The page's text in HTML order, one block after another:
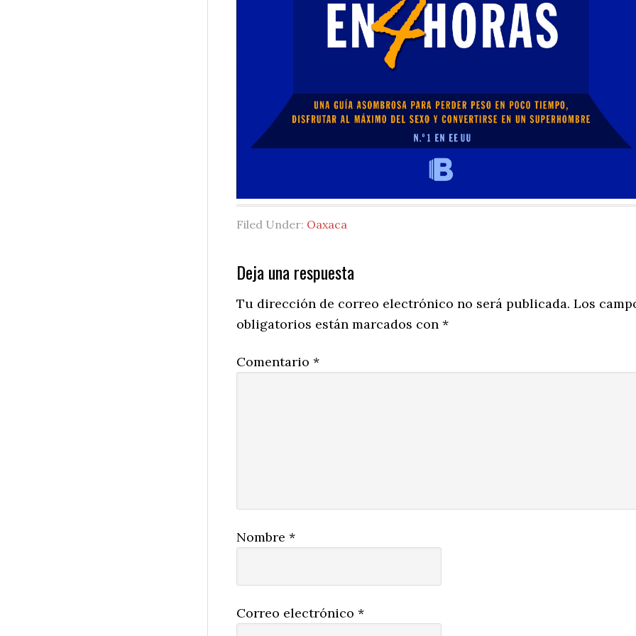
Filed Under: Oaxaca
Reader
Interactions
Deja una respuesta
Tu dirección de correo electrónico no será publicada. Los
obligatorios están marcados con *
Comentario *
Nombre *
Correo electrónico *